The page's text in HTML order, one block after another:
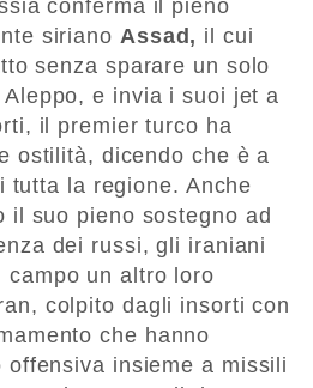
conferma il pieno
siriano Assad, il cui
senza sparare un solo
e invia i suoi jet a
il premier turco ha
ostilità, dicendo che è a
tutta la regione. Anche
il suo pieno sostegno ad
dei russi, gli iraniani
campo un altro loro
colpito dagli insorti con
che hanno
offensiva insieme a missili